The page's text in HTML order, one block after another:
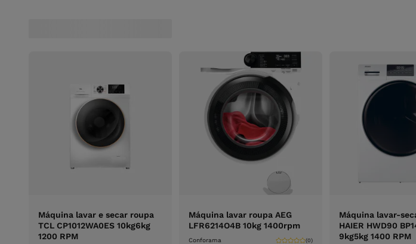
Máquina lavar e secar roupa
TCL CP1012WA0ES 10kg6kg
1200 RPM
Máquina lavar roupa AEG
LFR6214O4B 10kg 1400rpm
Conforama (0)
Máquina lavar-
HAIER HWD90
9kg5kg 1400 RPM